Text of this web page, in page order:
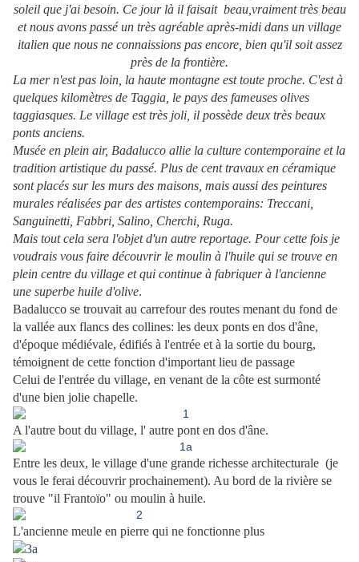
soleil que j'ai besoin. Ce jour là il faisait beau,vraiment très beau
et nous avons passé un très agréable après-midi dans un village
italien que nous ne connaissions pas encore, bien qu'il soit assez
près de la frontière.
La mer n'est pas loin, la haute montagne est toute proche. C'est à
quelques kilomètres de Taggia, le pays des fameuses olives
taggiasques. Le village est très joli, il possède deux très beaux
ponts anciens.
Musée en plein air, Badalucco allie la culture contemporaine et la
tradition artistique du passé. Plus de cent travaux en céramique
sont placés sur les murs des maisons, mais aussi des peintures
murales réalisées par des artistes contemporains: Treccani,
Sanguinetti, Fabbri, Salino, Cherchi, Ruga.
Mais tout cela sera l'objet d'un autre reportage. Pour cette fois je
voudrais vous faire découvrir le moulin à l'huile qui se trouve en
plein centre du village et qui continue à fabriquer à l'ancienne
une superbe huile d'olive.
Badalucco se trouvait au carrefour des routes menant du fond de
la vallée aux flancs des collines: les deux ponts en dos d'âne,
d'époque médiévale, édifiés à l'entrée et à la sortie du bourg,
témoignent de cette fonction d'important lieu de passage
Celui de l'entrée du village, en venant de la côte est surmonté
d'une bien jolie chapelle.
A l'autre bout du village, l' autre pont en dos d'âne.
Entre les deux, le village d'une grande richesse architecturale (je
vous le ferai découvrir prochainement). Au bord de la rivière se
trouve "il Frantoïo" ou moulin à huile.
L'ancienne meule en pierre qui ne fonctionne plus